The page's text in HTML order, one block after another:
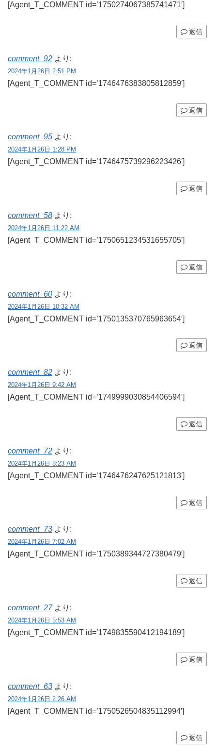
[Agent_T_COMMENT id=’1750274067385741471′]
返信
comment_92 より:
2024年1月26日 2:51 PM
[Agent_T_COMMENT id=’1746476383805812859′]
返信
comment_95 より:
2024年1月26日 1:28 PM
[Agent_T_COMMENT id=’1746475739296223426′]
返信
comment_58 より:
2024年1月26日 11:22 AM
[Agent_T_COMMENT id=’1750651234531655705′]
返信
comment_60 より:
2024年1月26日 10:32 AM
[Agent_T_COMMENT id=’1750135370765963654′]
返信
comment_82 より:
2024年1月26日 9:42 AM
[Agent_T_COMMENT id=’1749999030854406594′]
返信
comment_72 より:
2024年1月26日 8:23 AM
[Agent_T_COMMENT id=’1746476247625121813′]
返信
comment_73 より:
2024年1月26日 7:02 AM
[Agent_T_COMMENT id=’1750389344727380479′]
返信
comment_27 より:
2024年1月26日 5:53 AM
[Agent_T_COMMENT id=’1749835590412194189′]
返信
comment_63 より:
2024年1月26日 2:26 AM
[Agent_T_COMMENT id=’1750526504835112994′]
返信